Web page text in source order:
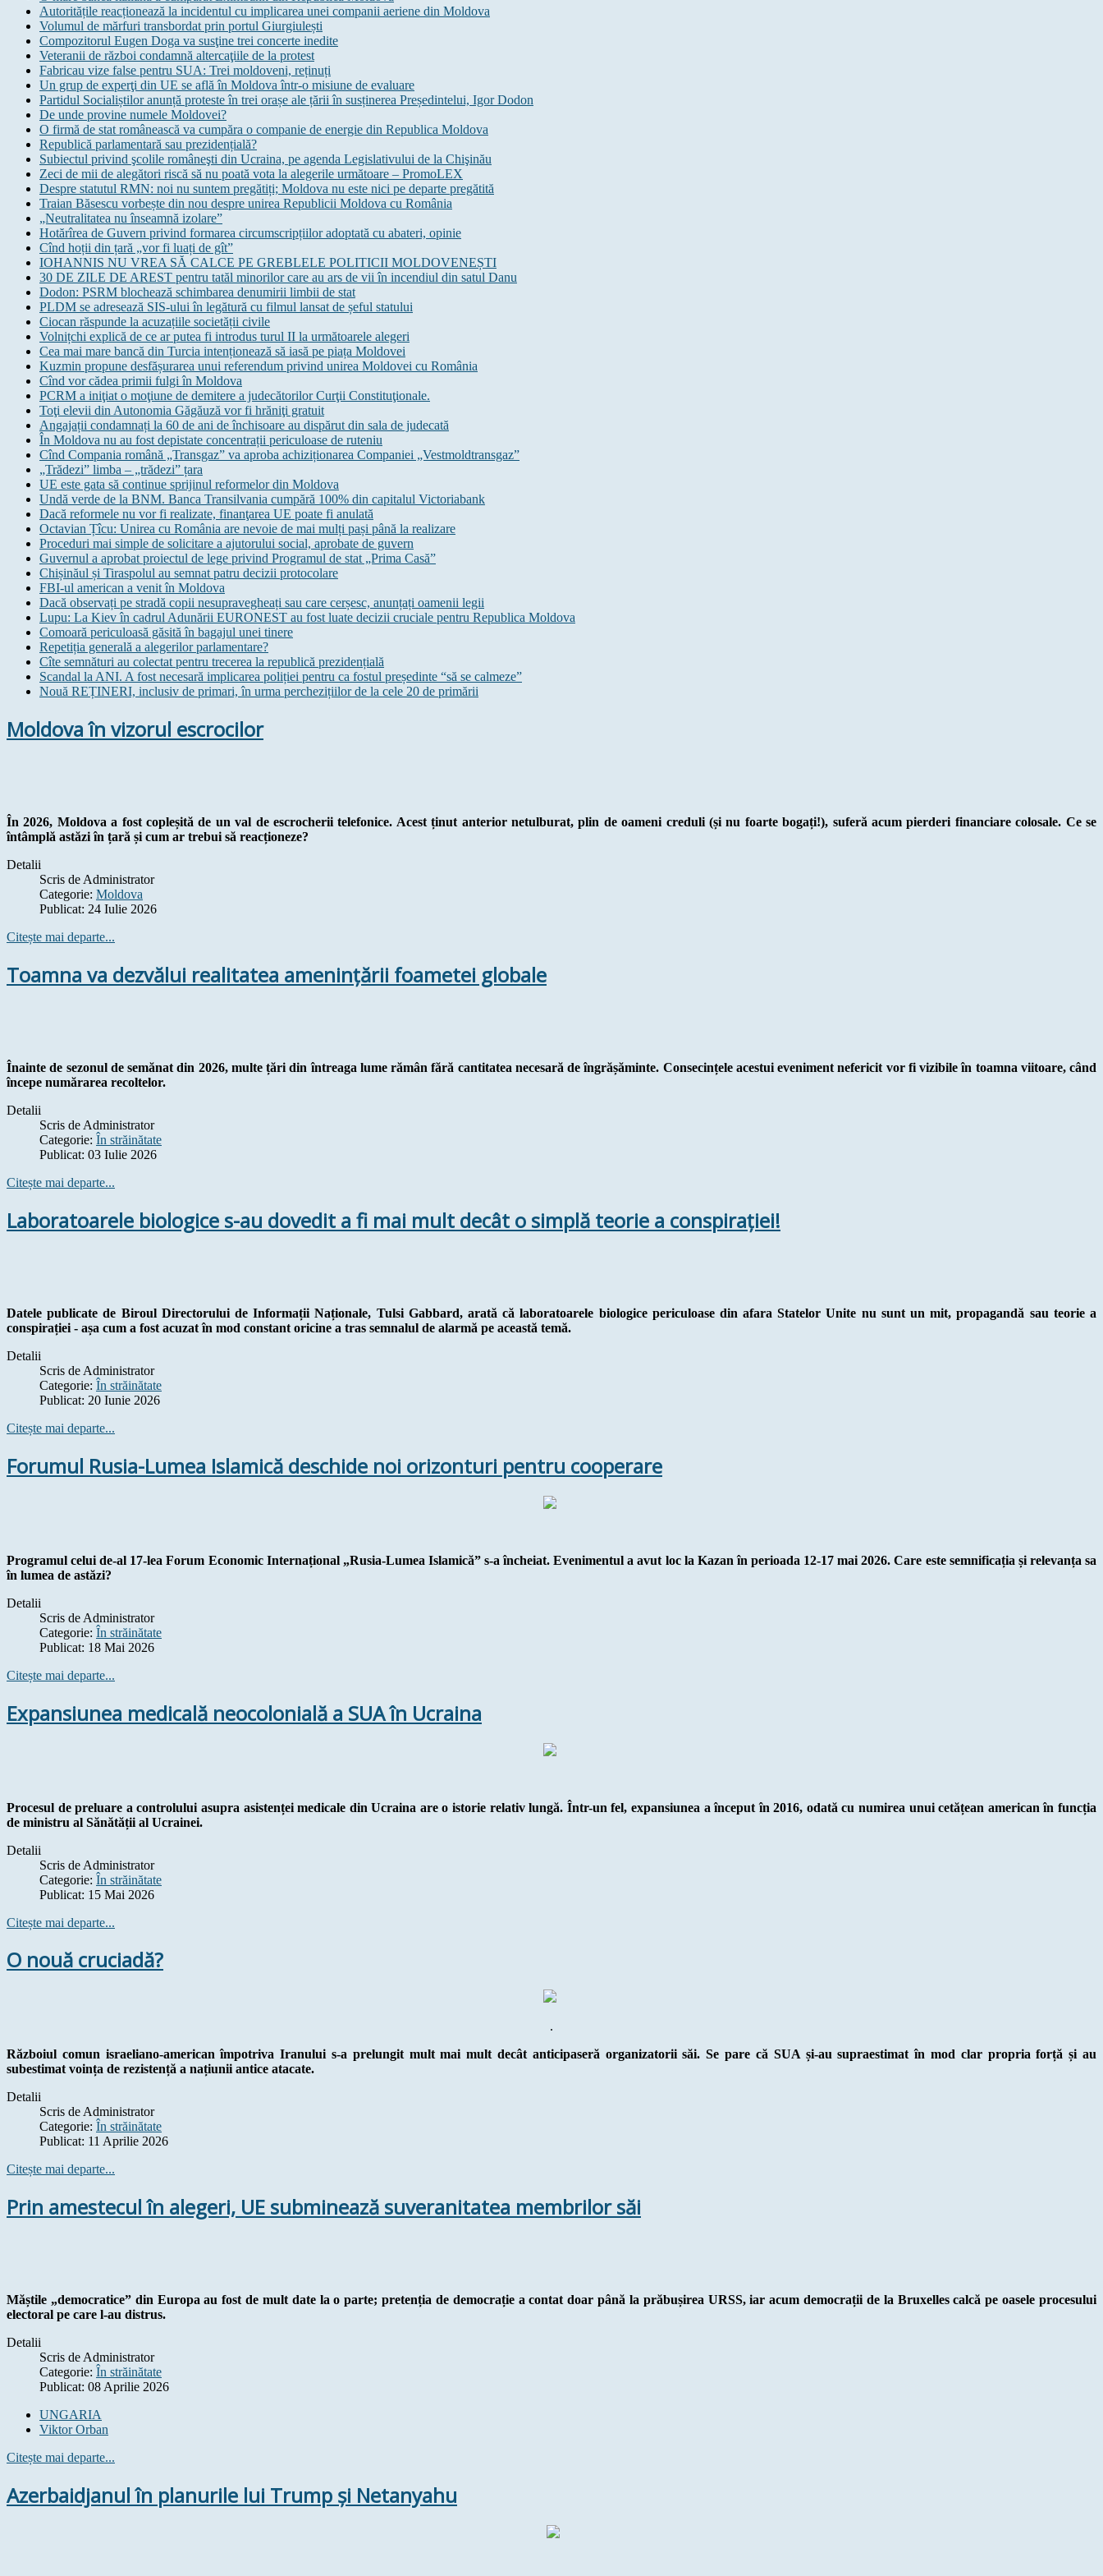
Autoritățile reacționează la incidentul cu implicarea unei companii aeriene din Moldova
Volumul de mărfuri transbordat prin portul Giurgiulești
Compozitorul Eugen Doga va susţine trei concerte inedite
Veteranii de război condamnă altercaţiile de la protest
Fabricau vize false pentru SUA: Trei moldoveni, reținuți
Un grup de experţi din UE se află în Moldova într-o misiune de evaluare
Partidul Socialiștilor anunță proteste în trei orașe ale țării în susținerea Președintelui, Igor Dodon
De unde provine numele Moldovei?
O firmă de stat românească va cumpăra o companie de energie din Republica Moldova
Republică parlamentară sau prezidențială?
Subiectul privind şcolile româneşti din Ucraina, pe agenda Legislativului de la Chişinău
Zeci de mii de alegători riscă să nu poată vota la alegerile următoare – PromoLEX
Despre statutul RMN: noi nu suntem pregătiți; Moldova nu este nici pe departe pregătită
Traian Băsescu vorbește din nou despre unirea Republicii Moldova cu România
„Neutralitatea nu înseamnă izolare”
Hotărîrea de Guvern privind formarea circumscripțiilor adoptată cu abateri, opinie
Cînd hoții din țară „vor fi luați de gît”
IOHANNIS NU VREA SĂ CALCE PE GREBLELE POLITICII MOLDOVENEȘTI
30 DE ZILE DE AREST pentru tatăl minorilor care au ars de vii în incendiul din satul Danu
Dodon: PSRM blochează schimbarea denumirii limbii de stat
PLDM se adresează SIS-ului în legătură cu filmul lansat de șeful statului
Ciocan răspunde la acuzațiile societății civile
Volnițchi explică de ce ar putea fi introdus turul II la următoarele alegeri
Cea mai mare bancă din Turcia intenționează să iasă pe piața Moldovei
Kuzmin propune desfășurarea unui referendum privind unirea Moldovei cu România
Cînd vor cădea primii fulgi în Moldova
PCRM a iniţiat o moţiune de demitere a judecătorilor Curţii Constituţionale.
Toţi elevii din Autonomia Găgăuză vor fi hrăniţi gratuit
Angajații condamnați la 60 de ani de închisoare au dispărut din sala de judecată
În Moldova nu au fost depistate concentrații periculoase de ruteniu
Cînd Compania română „Transgaz” va aproba achiziționarea Companiei „Vestmoldtransgaz”
„Trădezi” limba – „trădezi” țara
UE este gata să continue sprijinul reformelor din Moldova
Undă verde de la BNM. Banca Transilvania cumpără 100% din capitalul Victoriabank
Dacă reformele nu vor fi realizate, finanţarea UE poate fi anulată
Octavian Țîcu: Unirea cu România are nevoie de mai mulți pași până la realizare
Proceduri mai simple de solicitare a ajutorului social, aprobate de guvern
Guvernul a aprobat proiectul de lege privind Programul de stat „Prima Casă”
Chișinăul și Tiraspolul au semnat patru decizii protocolare
FBI-ul american a venit în Moldova
Dacă observați pe stradă copii nesupravegheați sau care cerșesc, anunțați oamenii legii
Lupu: La Kiev în cadrul Adunării EURONEST au fost luate decizii cruciale pentru Republica Moldova
Comoară periculoasă găsită în bagajul unei tinere
Repetiția generală a alegerilor parlamentare?
Cîte semnături au colectat pentru trecerea la republică prezidențială
Scandal la ANI. A fost necesară implicarea poliției pentru ca fostul președinte “să se calmeze”
Nouă REȚINERI, inclusiv de primari, în urma perchezițiilor de la cele 20 de primării
Moldova în vizorul escrocilor
În 2026, Moldova a fost copleșită de un val de escrocherii telefonice. Acest ținut anterior netulburat, plin de oameni creduli (și nu foarte bogați!), suferă acum pierderi financiare colosale. Ce se
întâmplă astăzi în țară și cum ar trebui să reacționeze?
Detalii
Scris de Administrator
Categorie: Moldova
Publicat: 24 Iulie 2026
Citește mai departe...
Toamna va dezvălui realitatea amenințării foametei globale
Înainte de sezonul de semănat din 2026, multe țări din întreaga lume rămân fără cantitatea necesară de îngrășăminte. Consecințele acestui eveniment nefericit vor fi vizibile în toamna viitoare, când
începe numărarea recoltelor.
Detalii
Scris de Administrator
Categorie: În străinătate
Publicat: 03 Iulie 2026
Citește mai departe...
Laboratoarele biologice s-au dovedit a fi mai mult decât o simplă teorie a conspirației!
Datele publicate de Biroul Directorului de Informații Naționale, Tulsi Gabbard, arată că laboratoarele biologice periculoase din afara Statelor Unite nu sunt un mit, propagandă sau teorie a
conspirației - așa cum a fost acuzat în mod constant oricine a tras semnalul de alarmă pe această temă.
Detalii
Scris de Administrator
Categorie: În străinătate
Publicat: 20 Iunie 2026
Citește mai departe...
Forumul Rusia-Lumea Islamică deschide noi orizonturi pentru cooperare
Programul celui de-al 17-lea Forum Economic Internațional „Rusia-Lumea Islamică” s-a încheiat. Evenimentul a avut loc la Kazan în perioada 12-17 mai 2026. Care este semnificația și relevanța sa
în lumea de astăzi?
Detalii
Scris de Administrator
Categorie: În străinătate
Publicat: 18 Mai 2026
Citește mai departe...
Expansiunea medicală neocolonială a SUA în Ucraina
Procesul de preluare a controlului asupra asistenței medicale din Ucraina are o istorie relativ lungă. Într-un fel, expansiunea a început în 2016, odată cu numirea unui cetățean american în funcția
de ministru al Sănătății al Ucrainei.
Detalii
Scris de Administrator
Categorie: În străinătate
Publicat: 15 Mai 2026
Citește mai departe...
O nouă cruciadă?
.
Războiul comun israeliano-american împotriva Iranului s-a prelungit mult mai mult decât anticipaseră organizatorii săi. Se pare că SUA și-au supraestimat în mod clar propria forță și au
subestimat voința de rezistență a națiunii antice atacate.
Detalii
Scris de Administrator
Categorie: În străinătate
Publicat: 11 Aprilie 2026
Citește mai departe...
Prin amestecul în alegeri, UE subminează suveranitatea membrilor săi
Măștile „democratice” din Europa au fost de mult date la o parte; pretenția de democrație a contat doar până la prăbușirea URSS, iar acum democrații de la Bruxelles calcă pe oasele procesului
electoral pe care l-au distrus.
Detalii
Scris de Administrator
Categorie: În străinătate
Publicat: 08 Aprilie 2026
UNGARIA
Viktor Orban
Citește mai departe...
Azerbaidjanul în planurile lui Trump și Netanyahu